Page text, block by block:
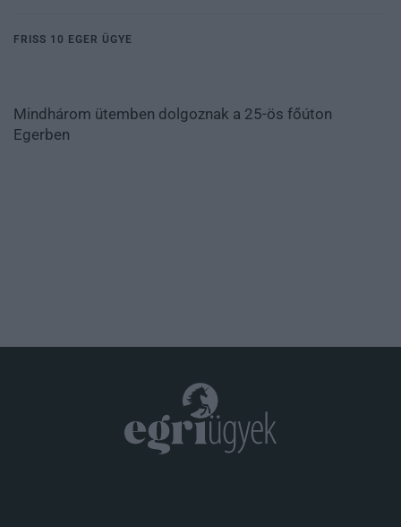
FRISS 10 EGER ÜGYE
Mindhárom ütemben dolgoznak a 25-ös főúton
Egerben